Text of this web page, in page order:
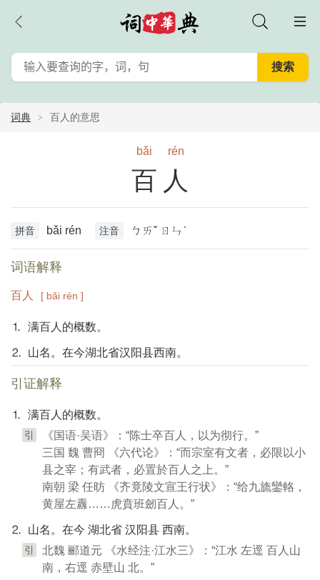
词典 百人的意思
bǎi rén
百人
拼音 bǎi rén 注音 ㄅㄞˇ ㄖㄣˊ
词语解释
百人 [ bǎi rén ]
⒈ 满百人的概数。
⒉ 山名。在今湖北省汉阳县西南。
引证解释
⒈ 满百人的概数。
引
《国语·吴语》：“陈士卒百人，以为彻行。”
三国 魏 曹冏 《六代论》：“而宗室有文者，必限以小
县之宰；有武者，必置於百人之上。”
南朝 梁 任昉 《齐竟陵文宣王行状》：“给九旒鑾輅，
黄屋左纛……虎賁班劒百人。”
⒉ 山名。在今 湖北省 汉阳县 西南。
引
北魏 郦道元 《水经注·江水三》：“江水 左逕 百人山
南，右逕 赤壁山 北。”